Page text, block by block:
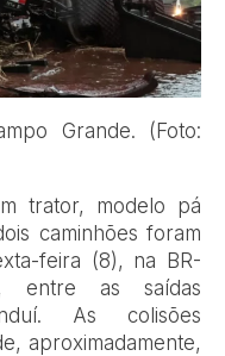
Grande. (Foto:
trator, modelo pá
caminhões foram
feira (8), na BR-
entre as saídas
As colisões
aproximadamente,